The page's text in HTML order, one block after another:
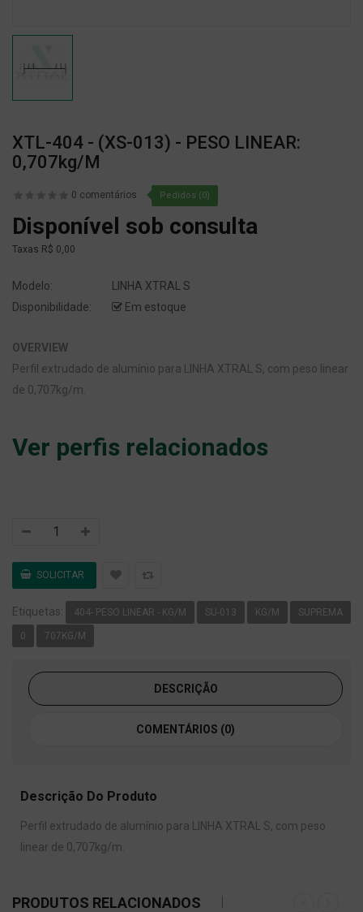
XTL-404 - (XS-013) - PESO LINEAR:
0,707kg/m
0 comentários Pedidos (0)
Disponível sob consulta
Taxas R$ 0,00
Modelo:
LINHA XTRAL S
Disponibilidade:
Em estoque
OVERVIEW
Perfil extrudado de alumínio para LINHA XTRAL S, com peso linear
de 0,707kg/m.
Ver perfis relacionados
Etiquetas: 404- PESO LINEAR - KG/M SU-013 KG/M SUPREMA
0 707KG/M
DESCRIÇÃO
COMENTÁRIOS (0)
Descrição Do Produto
Perfil extrudado de alumínio para LINHA XTRAL S, com peso
linear de 0,707kg/m.
PRODUTOS RELACIONADOS